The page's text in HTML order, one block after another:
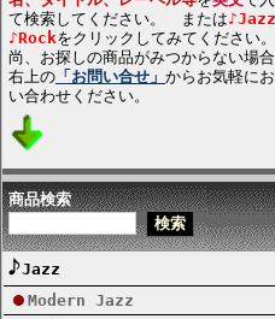
て検索してください。 または♪Jazz
♪Rockをクリックしてみてください
尚、お探しの商品がみつからない場
右上の 「お問い合せ」 からお気軽に
い合わせください。
商品検索
Jazz
Modern Jazz